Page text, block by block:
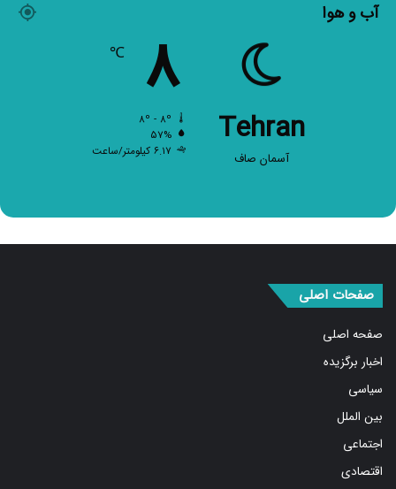
آب و هوا
Tehran
آسمان صاف
۸ ℃
۵۷%
۶.۱۷ کیلومتر/ساعت
صفحات اصلی
صفحه اصلی
اخبار برگزیده
سیاسی
بین الملل
اجتماعی
اقتصادی